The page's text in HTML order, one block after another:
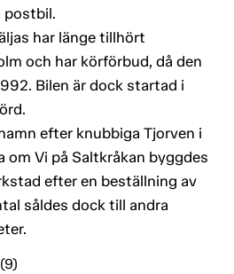
postbil.
har länge tillhört
och har körförbud, då den
Bilen är dock startad i
efter knubbiga Tjorven i
om Vi på Saltkråkan byggdes
efter en beställning av
såldes dock till andra